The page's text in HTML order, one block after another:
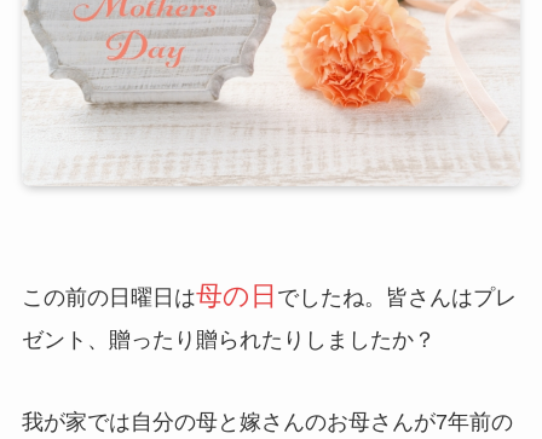
この前の日曜日は母の日 でしたね。皆さんはプレ
ゼント、贈ったり贈られたりしましたか？
我が家では自分の母と嫁さんのお母さんが7年前の